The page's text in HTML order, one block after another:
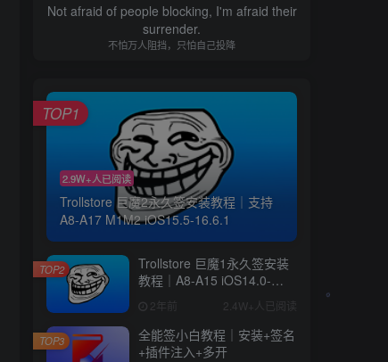
Not afraid of people blocking, I'm afraid their
surrender.
不怕万人阻挡，只怕自己投降
2.9W+人已阅读
Trollstore 巨魔2永久签安装教程｜支持
A8-A17 M1M2 iOS15.5-16.6.1
TOP1
Trollstore 巨魔1永久签安装
教程｜A8-A15 iOS14.0-
2年前 2.4W+人已阅读
TOP2
全能签小白教程｜安装+签名
+插件注入+多开
TOP3